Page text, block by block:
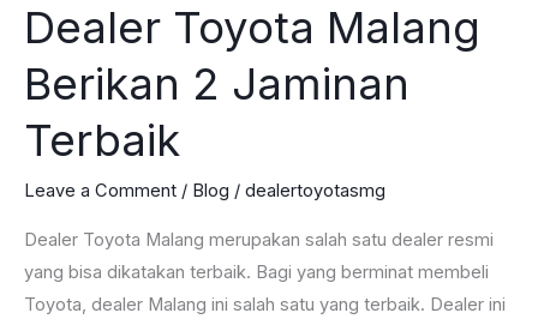
Dealer Toyota Malang
Berikan 2 Jaminan
Terbaik
Leave a Comment / Blog / dealertoyotasmg
Dealer Toyota Malang merupakan salah satu dealer resmi
yang bisa dikatakan terbaik. Bagi yang berminat membeli
Toyota, dealer Malang ini salah satu yang terbaik. Dealer ini